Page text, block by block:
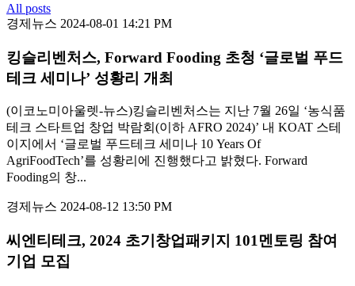
All posts
경제뉴스 2024-08-01 14:21 PM
킹슬리벤처스, Forward Fooding 초청 ‘글로벌 푸드
테크 세미나’ 성황리 개최
(이코노미아울렛-뉴스)킹슬리벤처스는 지난 7월 26일 ‘농식품
테크 스타트업 창업 박람회(이하 AFRO 2024)’ 내 KOAT 스테
이지에서 ‘글로벌 푸드테크 세미나 10 Years Of
AgriFoodTech’를 성황리에 진행했다고 밝혔다. Forward
Fooding의 창...
경제뉴스 2024-08-12 13:50 PM
씨엔티테크, 2024 초기창업패키지 101멘토링 참여
기업 모집